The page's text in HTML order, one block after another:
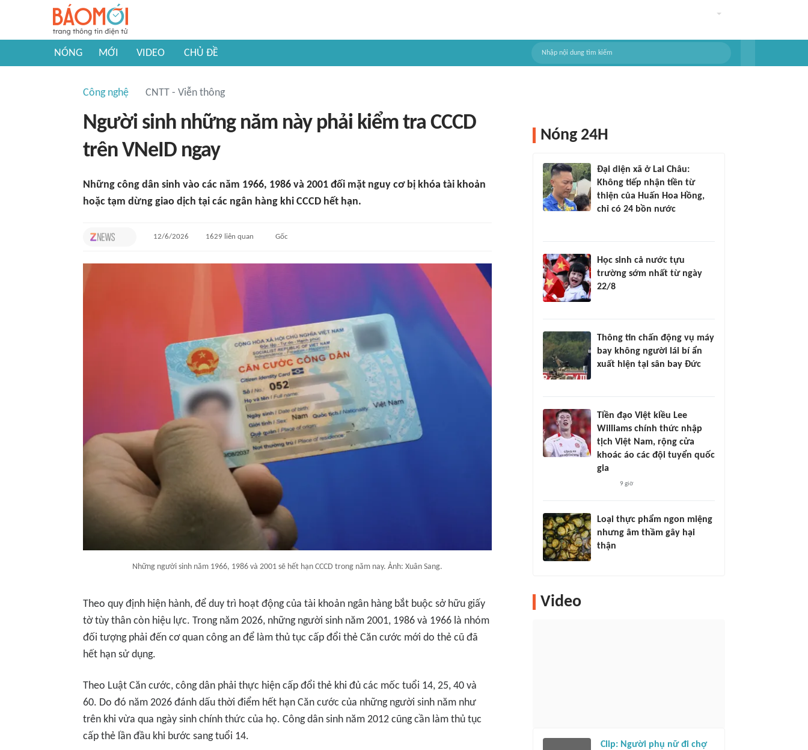
NÓNG MỚI VIDEO CHỦ ĐỀ
Công nghệ CNTT - Viễn thông
Người sinh những năm này phải kiểm tra CCCD
trên VNeID ngay
Những công dân sinh vào các năm 1966, 1986 và 2001 đối mặt nguy cơ bị khóa tài khoản
hoặc tạm dừng giao dịch tại các ngân hàng khi CCCD hết hạn.
12/6/2026 1629 liên quan Gốc
Những người sinh năm 1966, 1986 và 2001 sẽ hết hạn CCCD trong năm nay. Ảnh: Xuân Sang.
Theo quy định hiện hành, để duy trì hoạt động của tài khoản ngân hàng bắt buộc sở hữu giấy
tờ tùy thân còn hiệu lực. Trong năm 2026, những người sinh năm 2001, 1986 và 1966 là nhóm
đối tượng phải đến cơ quan công an để làm thủ tục cấp đổi thẻ Căn cước mới do thẻ cũ đã
hết hạn sử dụng.
Theo Luật Căn cước, công dân phải thực hiện cấp đổi thẻ khi đủ các mốc tuổi 14, 25, 40 và
60. Do đó năm 2026 đánh dấu thời điểm hết hạn Căn cước của những người sinh năm như
trên khi vừa qua ngày sinh chính thức của họ. Công dân sinh năm 2012 cũng cần làm thủ tục
cấp thẻ lần đầu khi bước sang tuổi 14.
Nóng 24H
Đại diện xã ở Lai Châu:
Không tiếp nhận tiền từ
thiện của Huấn Hoa Hồng,
chỉ có 24 bồn nước
Học sinh cả nước tựu
trường sớm nhất từ ngày
22/8
Thông tin chấn động vụ máy
bay không người lái bí ẩn
xuất hiện tại sân bay Đức
Tiền đạo Việt kiều Lee
Williams chính thức nhập
tịch Việt Nam, rộng cửa
khoác áo các đội tuyển quốc
gia
9 giờ
Loại thực phẩm ngon miệng
nhưng âm thầm gây hại
thận
Video
Clip: Người phụ nữ đi chợ